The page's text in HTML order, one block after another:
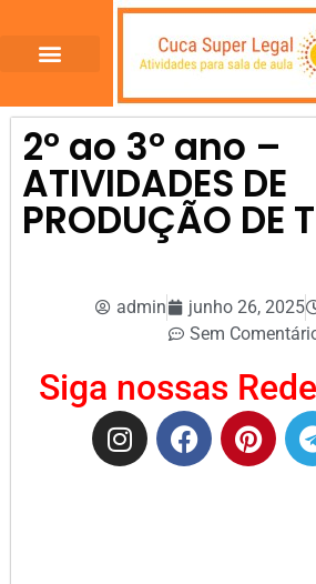
2º ao 3º ano –
ATIVIDADES DE
PRODUÇÃO DE
admin junho 26, 2025
Sem
Siga nossas